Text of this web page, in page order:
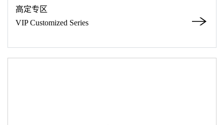
高定专区
VIP Customized Series